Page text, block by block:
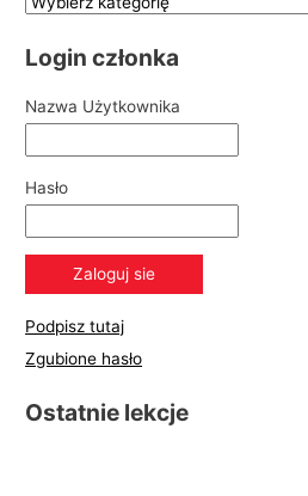
Login członka
Nazwa Użytkownika
Hasło
Podpisz tutaj
Zgubione hasło
Ostatnie lekcje